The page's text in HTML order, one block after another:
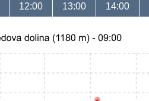
12:00 13:00 14:00